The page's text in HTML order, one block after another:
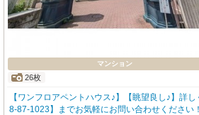
マンション
26枚
【ワンフロアペントハウス♪】【眺望良し♪】詳
8-87-1023】までお気軽にお問い合わせください！